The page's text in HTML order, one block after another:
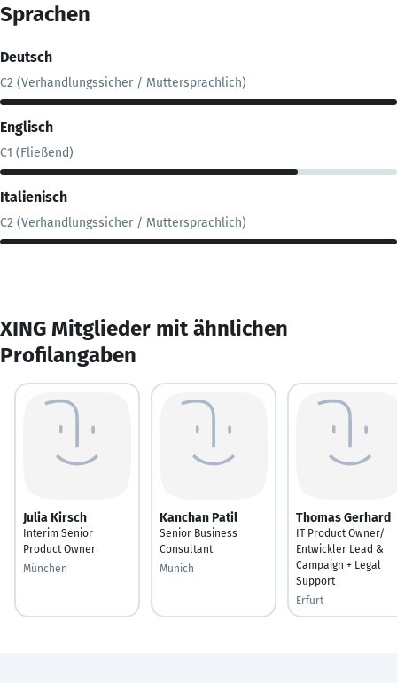
Sprachen
Deutsch
C2 (Verhandlungssicher / Muttersprachlich)
Englisch
C1 (Fließend)
Italienisch
C2 (Verhandlungssicher / Muttersprachlich)
XING Mitglieder mit ähnlichen
Profilangaben
Julia Kirsch
Interim Senior
Product Owner
München
Kanchan Patil
Senior Business
Consultant
Munich
Thomas Gerhard
IT Product Owner/
Entwickler Lead &
Campaign + Legal
Support
Erfurt